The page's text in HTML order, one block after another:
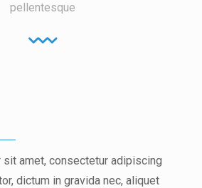
pellentesque
amet, consectetur adipiscing
dictum in gravida nec, aliquet